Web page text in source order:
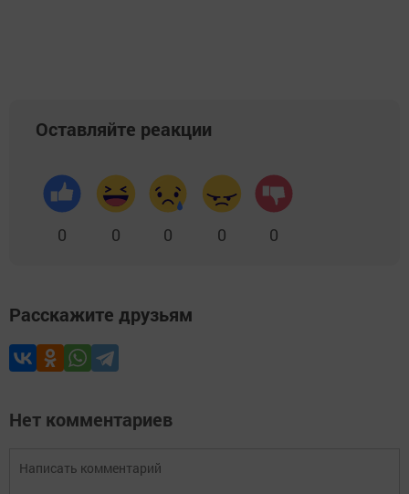
Оставляйте реакции
0 0 0 0 0
Расскажите друзьям
Нет комментариев